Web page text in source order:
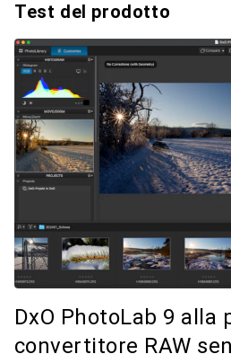
Test del prodotto
DxO PhotoLab 9 alla
convertitore RAW